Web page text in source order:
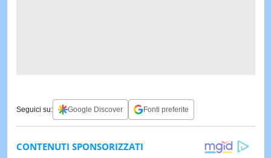
Seguici su: Google Discover Fonti preferite